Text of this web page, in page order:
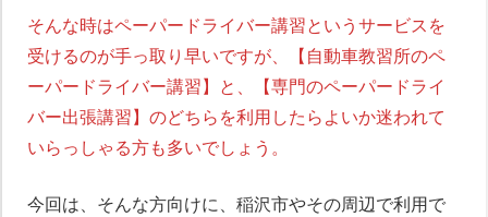
そんな時はペーパードライバー講習というサービスを
受けるのが手っ取り早いですが、【自動車教習所のペ
ーパードライバー講習】と、【専門のペーパードライ
バー出張講習】のどちらを利用したらよいか迷われて
いらっしゃる方も多いでしょう。
今回は、そんな方向けに、稲沢市やその周辺で利用で